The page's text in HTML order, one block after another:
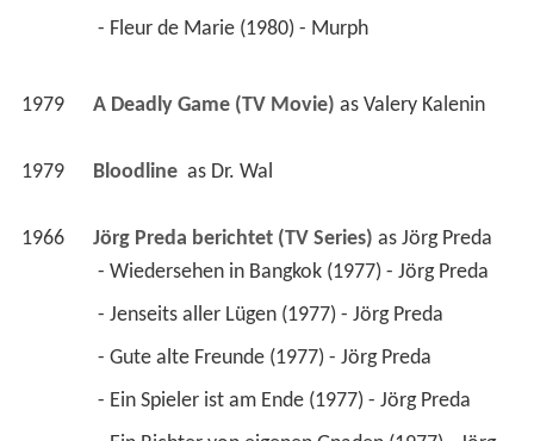
- Fleur de Marie (1980) - Murph
1979 A Deadly Game (TV Movie) as Valery Kalenin
1979 Bloodline as Dr. Wal
1966 Jörg Preda berichtet (TV Series) as Jörg Preda
- Wiedersehen in Bangkok (1977) - Jörg Preda
- Jenseits aller Lügen (1977) - Jörg Preda
- Gute alte Freunde (1977) - Jörg Preda
- Ein Spieler ist am Ende (1977) - Jörg Preda